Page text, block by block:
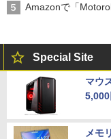
Amazonで「
Special Site
マウ
5,000
メモ